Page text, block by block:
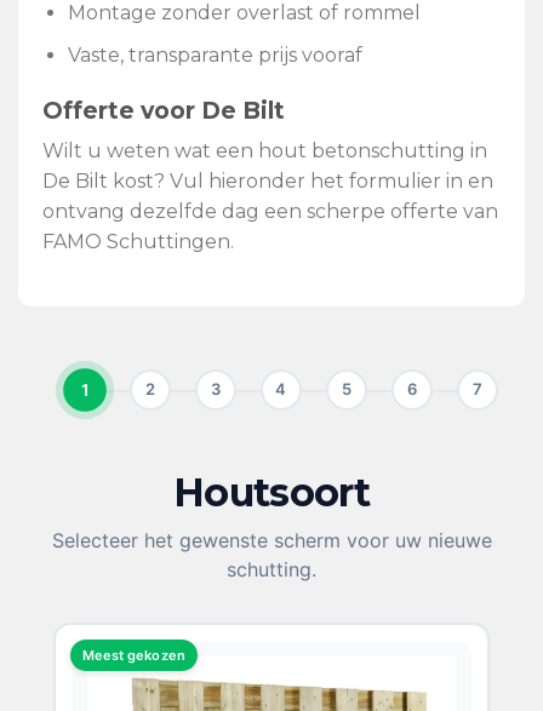
Montage zonder overlast of rommel
Vaste, transparante prijs vooraf
Offerte voor De Bilt
Wilt u weten wat een hout betonschutting in
De Bilt kost? Vul hieronder het formulier in en
ontvang dezelfde dag een scherpe offerte van
FAMO Schuttingen.
1 2 3 4 5 6 7
KIES UW HOUTSOORTHoutsoort
Selecteer het gewenste scherm voor uw nieuwe
schutting.
Meest gekozen